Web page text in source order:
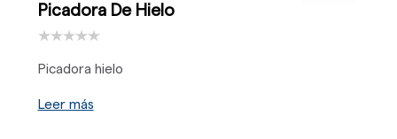
Picadora De Hielo
Picadora hielo
Leer más